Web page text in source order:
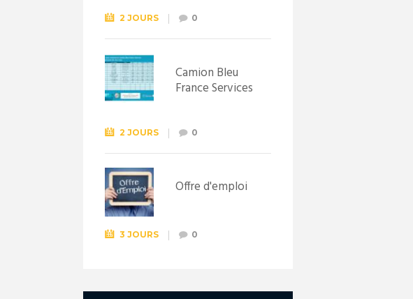
Lewarde, le 26
septembre !
2 JOURS 0
Camion Bleu
France Services
2 JOURS 0
Offre d'emploi
3 JOURS 0